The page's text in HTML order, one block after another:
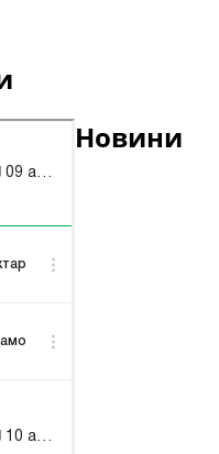
Новини